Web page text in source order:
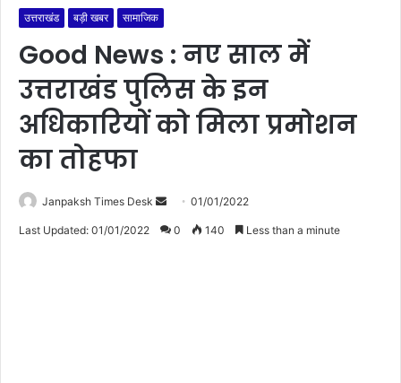
उत्तराखंड बड़ी खबर सामाजिक
Good News : नए साल में
उत्तराखंड पुलिस के इन
अधिकारियों को मिला प्रमोशन
का तोहफा
Janpaksh Times Desk
e
01/01/2022
Last Updated: 01/01/2022 0 140 Less than a minute